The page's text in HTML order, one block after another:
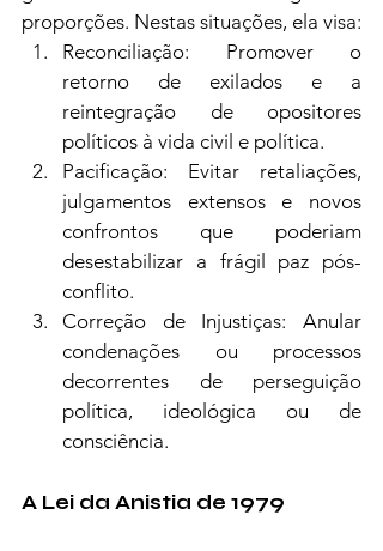
proporções. Nestas situações, ela visa:
Reconciliação: Promover o
retorno de exilados e a
reintegração de opositores
políticos à vida civil e política.
Pacificação: Evitar retaliações,
julgamentos extensos e novos
confrontos que poderiam
desestabilizar a frágil paz pós-
conflito.
Correção de Injustiças: Anular
condenações ou processos
decorrentes de perseguição
política, ideológica ou de
consciência.
A Lei da Anistia de 1979